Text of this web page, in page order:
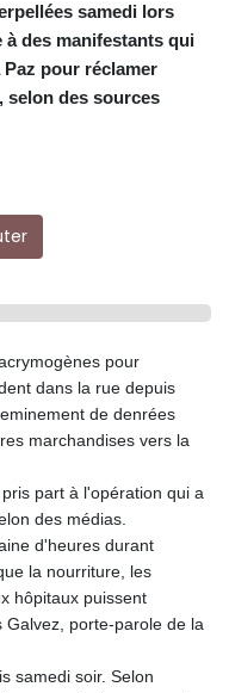
samedi lors
des manifestants qui
pour réclamer
selon des sources
pour
dans la rue depuis
de denrées
marchandises vers la
part à l'opération qui a
des médias.
d'heures durant
la nourriture, les
hôpitaux puissent
Galvez, porte-parole de la
samedi soir. Selon